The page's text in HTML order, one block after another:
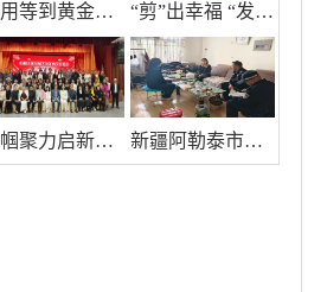
不用等到黄金周！捷途置换至高省20000元 “剪”出幸福 “发”送温暖 ——31团民政服务站精准回应高龄独居老人“理发难”
巾帼聚力启新程 共筑时代她力量——巾帼天团第四次组委会筹备会圆满举办 新疆阿勒泰市公安局团结路街道派出所:推行“五步”工作法 打造新时代“枫”景线